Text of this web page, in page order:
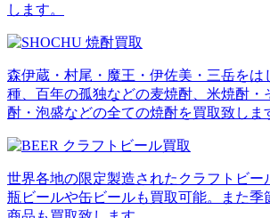
します。
森伊蔵・村尾・魔王・伊佐美・三岳をは
種、百年の孤独などの麦焼酎、米焼酎・
酎・泡盛などの全ての焼酎を買取致しま
世界各地の限定製造されたクラフトビー
瓶ビールや缶ビールも買取可能。また季